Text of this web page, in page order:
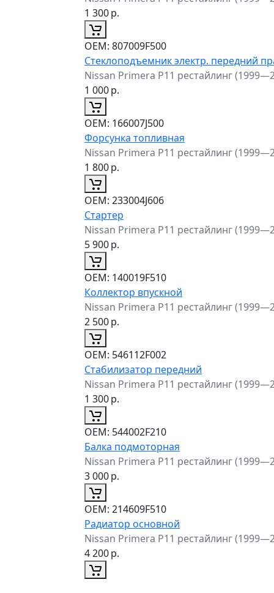
1 300р.
ОЕМ: 807009F500
Стеклоподъемник электр. передний
Nissan Primera P11 рестайлинг
1 000р.
ОЕМ: 166007J500
Форсунка топливная
Nissan Primera P11 рестайлинг
1 800р.
ОЕМ: 233004J606
Стартер
Nissan Primera P11 рестайлинг
5 900р.
ОЕМ: 140019F510
Коллектор впускной
Nissan Primera P11 рестайлинг
2 500р.
ОЕМ: 546112F002
Стабилизатор передний
Nissan Primera P11 рестайлинг
1 300р.
ОЕМ: 544002F210
Балка подмоторная
Nissan Primera P11 рестайлинг
3 000р.
ОЕМ: 214609F510
Радиатор основной
Nissan Primera P11 рестайлинг
4 200р.